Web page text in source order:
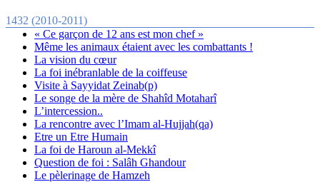
1432 (2010-2011)
« Ce garçon de 12 ans est mon chef »
Même les animaux étaient avec les combattants !
La vision du cœur
La foi inébranlable de la coiffeuse
Visite à Sayyidat Zeinab(p)
Le songe de la mère de Shahîd Motaharî
L’intercession..
La rencontre avec l’Imam al-Hujjah(qa)
Etre un Etre Humain
La foi de Haroun al-Mekkî
Question de foi : Salâh Ghandour
Le pèlerinage de Hamzeh